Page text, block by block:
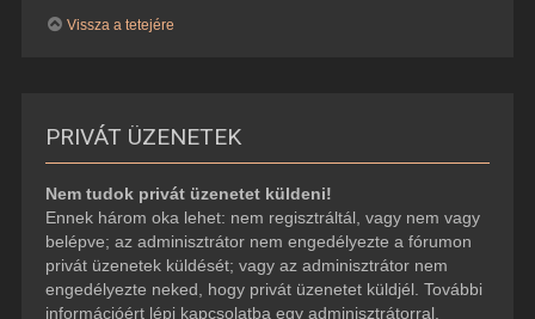
Vissza a tetejére
PRIVÁT ÜZENETEK
Nem tudok privát üzenetet küldeni!
Ennek három oka lehet: nem regisztráltál, vagy nem vagy
belépve; az adminisztrátor nem engedélyezte a fórumon
privát üzenetek küldését; vagy az adminisztrátor nem
engedélyezte neked, hogy privát üzenetet küldjél. További
információért lépj kapcsolatba egy adminisztrátorral.